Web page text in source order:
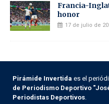
Francia-
honor
17 de julio de
Pirámide Invertida es el
de Periodismo Deportivo
Periodistas Deportivos